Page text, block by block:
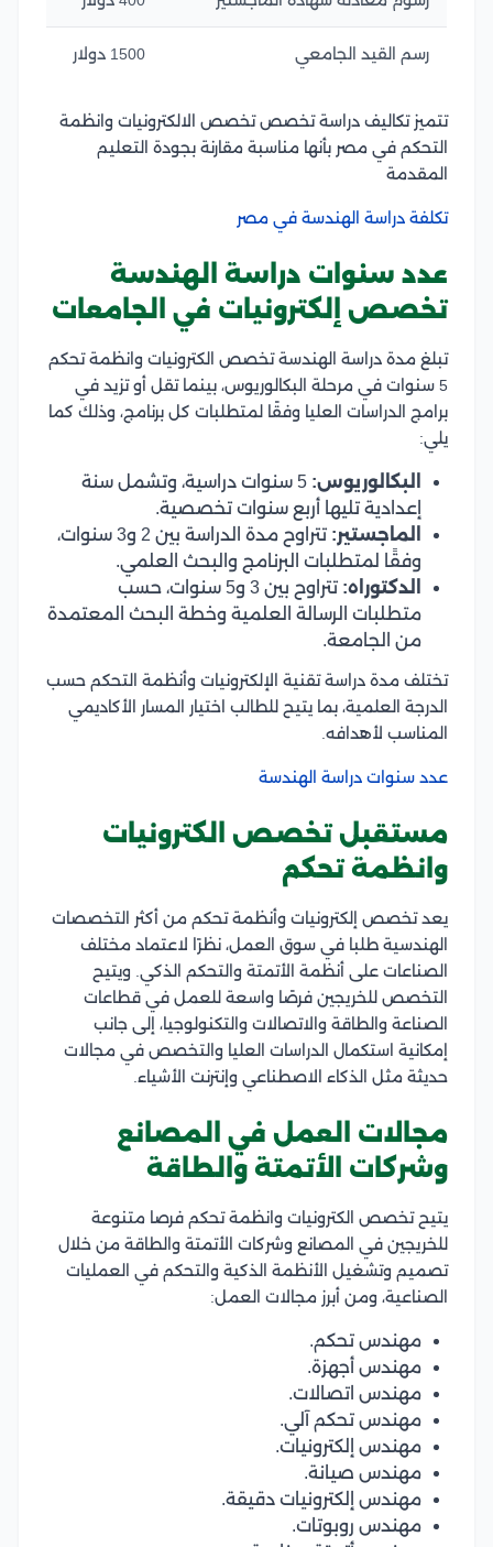
رسم القيد الجامعي 1500 دولار
تتميز تكاليف دراسة تخصص تخصص الالكترونيات وانظمة
التحكم في مصر بأنها مناسبة مقارنة بجودة التعليم
المقدمة
تكلفة دراسة الهندسة في مصر
عدد سنوات دراسة الهندسة
تخصص إلكترونيات في الجامعات
تبلغ مدة دراسة الهندسة تخصص الكترونيات وانظمة تحكم
5 سنوات في مرحلة البكالوريوس، بينما تقل أو تزيد في
برامج الدراسات العليا وفقًا لمتطلبات كل برنامج، وذلك كما
يلي:
البكالوريوس:
5 سنوات دراسية، وتشمل سنة
إعدادية تليها أربع سنوات تخصصية.
الماجستير:
تتراوح مدة الدراسة بين 2 و3 سنوات،
وفقًا لمتطلبات البرنامج والبحث العلمي.
الدكتوراه:
تتراوح بين 3 و5 سنوات، حسب
متطلبات الرسالة العلمية وخطة البحث المعتمدة
من الجامعة.
تختلف مدة دراسة تقنية الإلكترونيات وأنظمة التحكم حسب
الدرجة العلمية، بما يتيح للطالب اختيار المسار الأكاديمي
المناسب لأهدافه.
عدد سنوات دراسة الهندسة
مستقبل تخصص الكترونيات
وانظمة تحكم
يعد تخصص إلكترونيات وأنظمة تحكم من أكثر التخصصات
الهندسية طلبا في سوق العمل، نظرًا لاعتماد مختلف
الصناعات على أنظمة الأتمتة والتحكم الذكي. ويتيح
التخصص للخريجين فرصًا واسعة للعمل في قطاعات
الصناعة والطاقة والاتصالات والتكنولوجيا، إلى جانب
إمكانية استكمال الدراسات العليا والتخصص في مجالات
حديثة مثل الذكاء الاصطناعي وإنترنت الأشياء.
مجالات العمل في المصانع
وشركات الأتمتة والطاقة
يتيح تخصص الكترونيات وانظمة تحكم فرصا متنوعة
للخريجين في المصانع وشركات الأتمتة والطاقة من خلال
تصميم وتشغيل الأنظمة الذكية والتحكم في العمليات
الصناعية، ومن أبرز مجالات العمل:
مهندس تحكم.
مهندس أجهزة.
مهندس اتصالات.
مهندس تحكم آلي.
مهندس إلكترونيات.
مهندس صيانة.
مهندس إلكترونيات دقيقة.
مهندس روبوتات.